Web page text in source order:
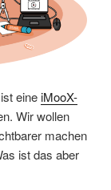
eineiMooX-
Wir wollen
machen
ist das aber